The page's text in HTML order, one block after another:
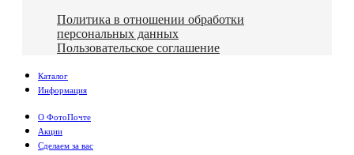
Политика в отношении обработки
персональных данных
Пользовательское соглашение
Каталог
Информация
О ФотоПочте
Акции
Сделаем за вас